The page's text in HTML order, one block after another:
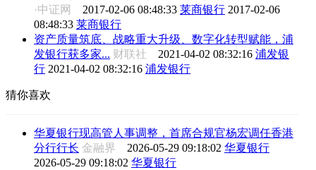
·中证网 2017-02-06 08:48:33 莱商银行 2017-02-06
08:48:33 莱商银行
资产质量筑底、战略重大升级、数字化转型赋能，浦
发银行获多家... 财联社 2021-04-02 08:32:16 浦发银
行 2021-04-02 08:32:16 浦发银行
猜你喜欢
华夏银行现高管人事调整，首席合规官杨宏调任香港
分行行长 金融界 2026-05-29 09:18:02 华夏银行
2026-05-29 09:18:02 华夏银行